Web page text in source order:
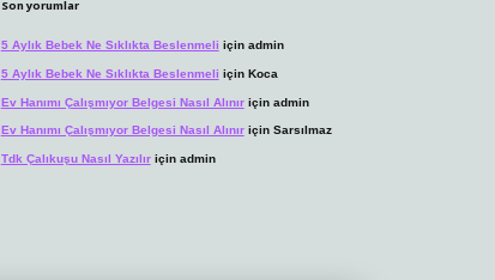
Son yorumlar
5 Aylık Bebek Ne Sıklıkta Beslenmeli için admin
5 Aylık Bebek Ne Sıklıkta Beslenmeli için Koca
Ev Hanımı Çalışmıyor Belgesi Nasıl Alınıriçin admin
Ev Hanımı Çalışmıyor Belgesi Nasıl Alınıriçin Sarsılmaz
Tdk Çalıkuşu Nasıl Yazılıriçin admin